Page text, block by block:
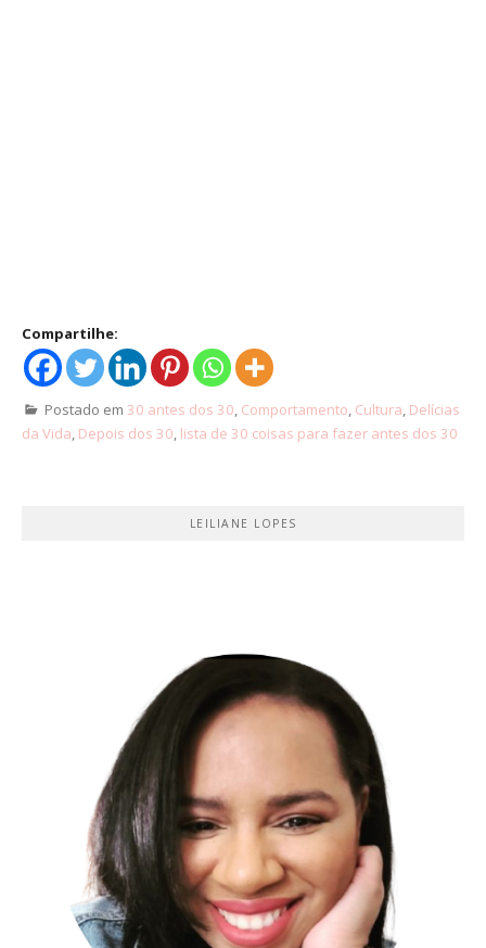
Compartilhe:
Postado em 30 antes dos 30, Comportamento, Cultura, Delícias
da Vida, Depois dos 30, lista de 30 coisas para fazer antes dos 30
LEILIANE LOPES